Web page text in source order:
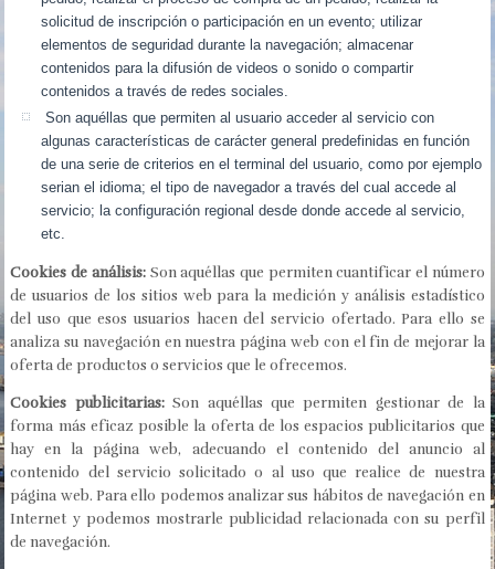
solicitud de inscripción o participación en un evento; utilizar
elementos de seguridad durante la navegación; almacenar
contenidos para la difusión de videos o sonido o compartir
contenidos a través de redes sociales.
Son aquéllas que permiten al usuario acceder al servicio con
algunas características de carácter general predefinidas en función
de una serie de criterios en el terminal del usuario, como por ejemplo
serian el idioma; el tipo de navegador a través del cual accede al
servicio; la configuración regional desde donde accede al servicio,
etc.
Cookies de análisis:Son aquéllas que permiten cuantificar el número
de usuarios de los sitios web para la medición y análisis estadístico
del uso que esos usuarios hacen del servicio ofertado. Para ello se
analiza su navegación en nuestra página web con el fin de mejorar la
oferta de productos o servicios que le ofrecemos.
Cookies publicitarias:Son aquéllas que permiten gestionar de la
forma más eficaz posible la oferta de los espacios publicitarios que
hay en la página web, adecuando el contenido del anuncio al
contenido del servicio solicitado o al uso que realice de nuestra
página web. Para ello podemos analizar sus hábitos de navegación en
Internet y podemos mostrarle publicidad relacionada con su perfil
de navegación.